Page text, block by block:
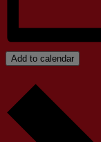
Add to calendar